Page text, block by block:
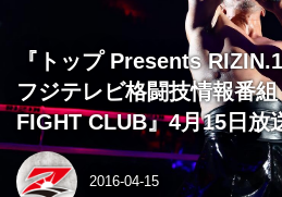
『トップ Presents
フジテレビ格闘技情報番
FIGHT CLUB』4月15日放
2016-04-15